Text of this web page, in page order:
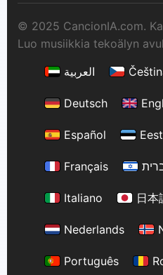
© 2025 CancionIA.com.
Luo musiikkia tekoälyn
العربية
Deutsch
Español
Français
Italiano 日本
Nederlands
Português